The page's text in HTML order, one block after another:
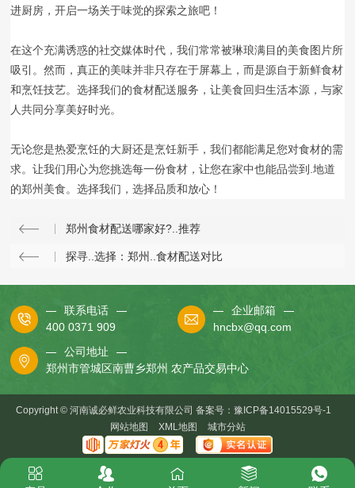
进厨房，开启一场关于味觉的探索之旅吧！
在这个充满诱惑的社交媒体时代，我们常常被琳琅满目的美食图片所
吸引。然而，真正的美味并非只存在于屏幕上，而是源自于新鲜食材
和烹饪技艺。选择我们的食材配送服务，让美食回归生活本源，与家
人共同分享美好时光。
无论您是热爱烹饪的大厨还是烹饪新手，我们都能满足您对食材的需
求。让我们用心为您挑选每一份食材，让您在家中也能品尝到.地道
的郑州美食。选择我们，选择品质和放心！
郑州食材配送哪家好?..推荐
探寻..选择：郑州..食材配送对比
联系电话
400 0371 909
企业邮箱
hncbx@qq.com
公司地址
郑州市管城区南曹乡郑州 农产品交易中心
Copyright © 河南诚必鲜农业科技有限公司 备案号： 豫ICP备14015529号-1
网站地图
XML地图 城市分站